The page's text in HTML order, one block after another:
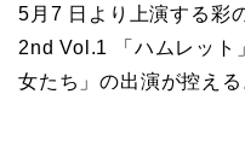
5月7 日より上演する彩
2nd Vol.1 「ハムレット
女たち」の出演が控える